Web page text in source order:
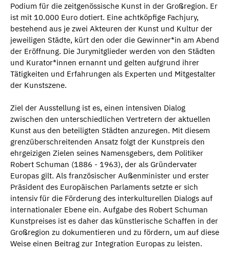
Podium für die zeitgenössische Kunst in der Großregion. Er
ist mit 10.000 Euro dotiert. Eine achtköpfige Fachjury,
bestehend aus je zwei Akteuren der Kunst und Kultur der
jeweiligen Städte, kürt den oder die Gewinner*in am Abend
der Eröffnung. Die Jurymitglieder werden von den Städten
und Kurator*innen ernannt und gelten aufgrund ihrer
Tätigkeiten und Erfahrungen als Experten und Mitgestalter
der Kunstszene.
Ziel der Ausstellung ist es, einen intensiven Dialog
zwischen den unterschiedlichen Vertretern der aktuellen
Kunst aus den beteiligten Städten anzuregen. Mit diesem
grenzüberschreitenden Ansatz folgt der Kunstpreis den
ehrgeizigen Zielen seines Namensgebers, dem Politiker
Robert Schuman (1886 - 1963), der als Gründervater
Europas gilt. Als französischer Außenminister und erster
Präsident des Europäischen Parlaments setzte er sich
intensiv für die Förderung des interkulturellen Dialogs auf
internationaler Ebene ein. Aufgabe des Robert Schuman
Kunstpreises ist es daher das künstlerische Schaffen in der
Großregion zu dokumentieren und zu fördern, um auf diese
Weise einen Beitrag zur Integration Europas zu leisten.